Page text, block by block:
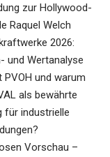
zur Hollywood-
Raquel Welch
2026:
und Wertanalyse
PVOH und warum
als bewährte
für industrielle
Vorschau –